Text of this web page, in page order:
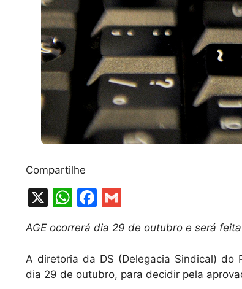
Compartilhe
X
W
at
s
A
F
a
c
e
b
m
ai
l
AGE ocorrerá dia 29 de outubro e será
A diretoria da DS (Delegacia Sindical) do
dia 29 de outubro, para decidir pela